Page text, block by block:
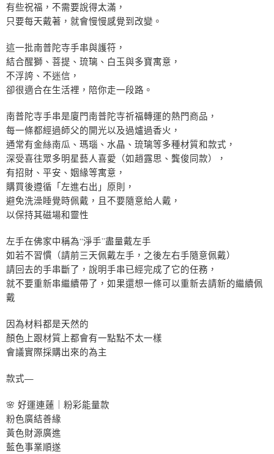
有些祝福，不需要說得太滿，
只要每天戴著，就會慢慢感覺到改變。
這一批南普陀寺手串與護符，
結合醒獅、菩提、琉璃、白玉與多寶寓意，
不浮誇、不迷信，
卻很適合在生活裡，陪你走一段路。
南普陀寺手串是廈門南普陀寺祈福轉運的熱門商品，
每一條都經過師父的開光以及過爐過香火，
通常有金絲南瓜、瑪瑙、水晶、琉璃等多種材質和款式，
深受喜往眾多明星藝人喜愛（如趙露思、龔俊同款），
有招財、平安、姻緣等寓意，
購買後遵循「左進右出」原則，
避免洗澡睡覺時佩戴，且不要隨意給人戴，
以保持其磁場和靈性
左手在佛家中稱為“淨手”盡量戴左手
如若不習慣（請前三天佩戴左手，之後左右手隨意佩戴）
請回去的手串斷了，說明手串已經完成了它的任務，
就不要重新串繼續帶了，如果還想一條可以重新去請新的繼續佩
戴
因為材料都是天然的
顏色上跟材質上都會有一點點不太一樣
會議實際採購出來的為主
款式—
🌸 好運連蓮｜粉彩能量款
粉色廣結善緣
黃色財源廣進
藍色事業順遂